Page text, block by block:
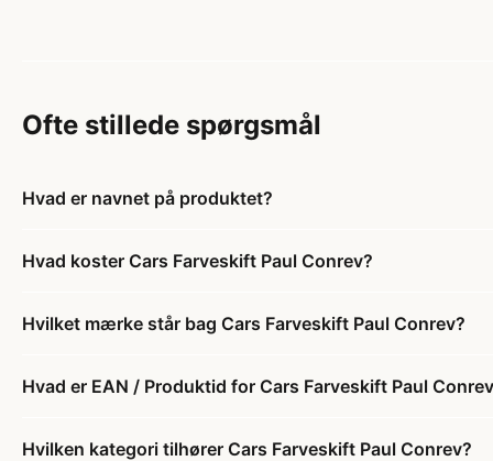
Ofte stillede spørgsmål
Hvad er navnet på produktet?
Hvad koster Cars Farveskift Paul Conrev?
Hvilket mærke står bag Cars Farveskift Paul Conrev?
Hvad er EAN / Produktid for Cars Farveskift Paul
Hvilken kategori tilhører Cars Farveskift Paul Conrev?